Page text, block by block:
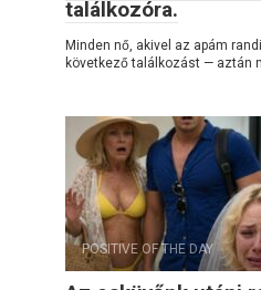
találkozóra.
Minden nő, akivel az apám
következő találkozást — aztán
POSITIVE OF THE DAY